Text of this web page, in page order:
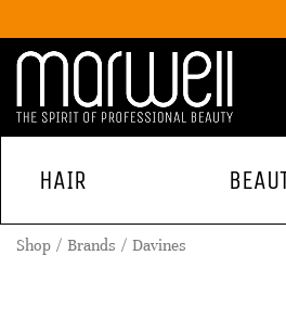
HAIR
Shop Brands Davines